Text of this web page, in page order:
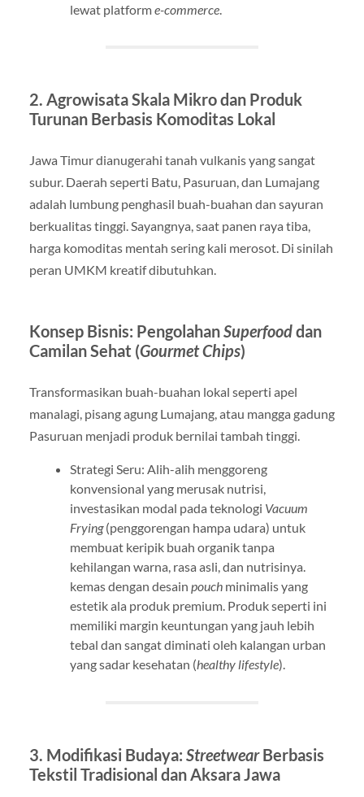
lewat platforme-commerce.
2. Agrowisata Skala Mikro dan Produk
Turunan Berbasis Komoditas Lokal
Jawa Timur dianugerahi tanah vulkanis yang sangat
subur. Daerah seperti Batu, Pasuruan, dan Lumajang
adalah lumbung penghasil buah-buahan dan sayuran
berkualitas tinggi. Sayangnya, saat panen raya tiba,
harga komoditas mentah sering kali merosot. Di sinilah
peran UMKM kreatif dibutuhkan.
Konsep Bisnis: PengolahanSuperfooddan
Camilan Sehat (Gourmet Chips)
Transformasikan buah-buahan lokal seperti apel
manalagi, pisang agung Lumajang, atau mangga gadung
Pasuruan menjadi produk bernilai tambah tinggi.
Strategi Seru: Alih-alih menggoreng
konvensional yang merusak nutrisi,
investasikan modal pada teknologi Vacuum
Frying(penggorengan hampa udara) untuk
membuat keripik buah organik tanpa
kehilangan warna, rasa asli, dan nutrisinya.
kemas dengan desain pouchminimalis yang
estetik ala produk premium. Produk seperti ini
memiliki margin keuntungan yang jauh lebih
tebal dan sangat diminati oleh kalangan urban
yang sadar kesehatan (healthy lifestyle).
3. Modifikasi Budaya: StreetwearBerbasis
Tekstil Tradisional dan Aksara Jawa